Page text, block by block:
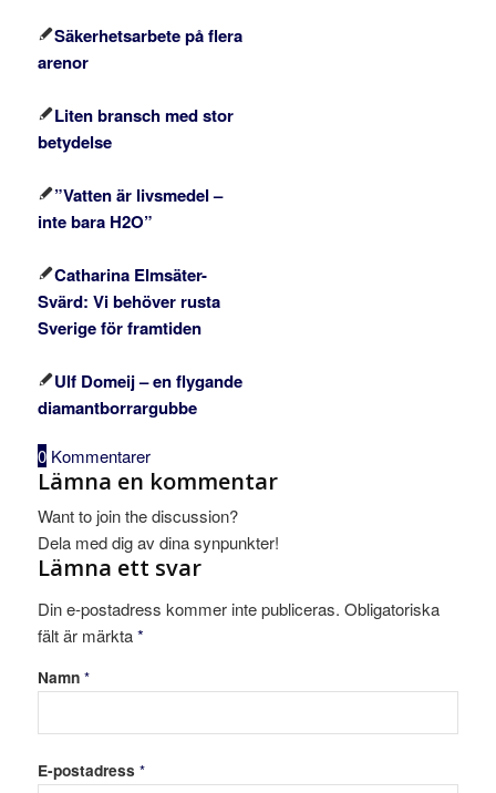
Säkerhetsarbete på flera
arenor
Liten bransch med stor
betydelse
”Vatten är livsmedel –
inte bara H2O”
Catharina Elmsäter-
Svärd: Vi behöver rusta
Sverige för framtiden
Ulf Domeij – en flygande
diamantborrargubbe
0 Kommentarer
Lämna en kommentar
Want to join the discussion?
Dela med dig av dina synpunkter!
Lämna ett svar
Din e-postadress kommer inte publiceras. Obligatoriska
fält är märkta*
Namn *
E-postadress *